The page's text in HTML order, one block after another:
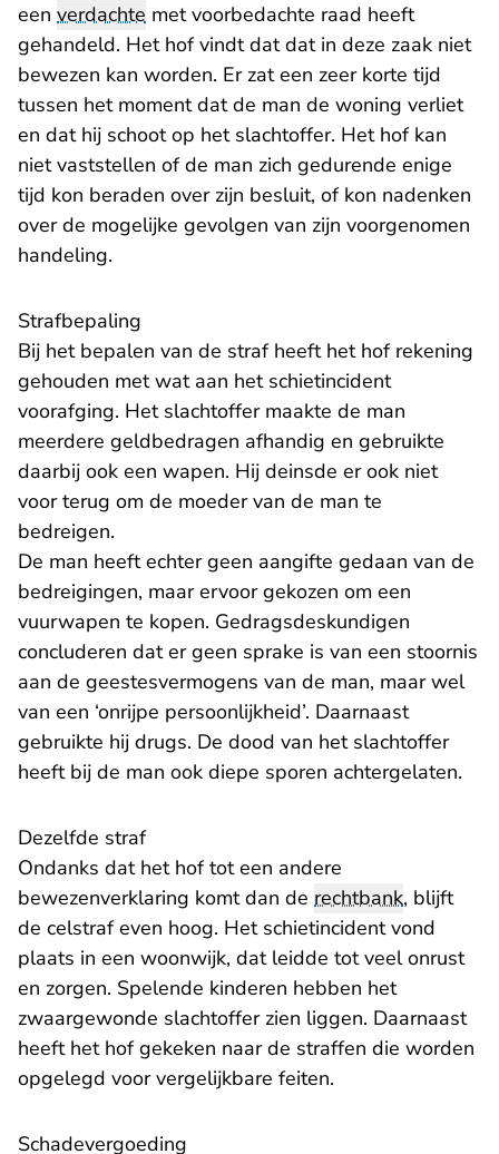
een verdachte met voorbedachte raad heeft
gehandeld. Het hof vindt dat dat in deze zaak niet
bewezen kan worden. Er zat een zeer korte tijd
tussen het moment dat de man de woning verliet
en dat hij schoot op het slachtoffer. Het hof kan
niet vaststellen of de man zich gedurende enige
tijd kon beraden over zijn besluit, of kon nadenken
over de mogelijke gevolgen van zijn voorgenomen
handeling.
Strafbepaling
Bij het bepalen van de straf heeft het hof rekening
gehouden met wat aan het schietincident
voorafging. Het slachtoffer maakte de man
meerdere geldbedragen afhandig en gebruikte
daarbij ook een wapen. Hij deinsde er ook niet
voor terug om de moeder van de man te
bedreigen.
De man heeft echter geen aangifte gedaan van de
bedreigingen, maar ervoor gekozen om een
vuurwapen te kopen. Gedragsdeskundigen
concluderen dat er geen sprake is van een stoornis
aan de geestesvermogens van de man, maar wel
van een ‘onrijpe persoonlijkheid’. Daarnaast
gebruikte hij drugs. De dood van het slachtoffer
heeft bij de man ook diepe sporen achtergelaten.
Dezelfde straf
Ondanks dat het hof tot een andere
bewezenverklaring komt dan de rechtbank, blijft
de celstraf even hoog. Het schietincident vond
plaats in een woonwijk, dat leidde tot veel onrust
en zorgen. Spelende kinderen hebben het
zwaargewonde slachtoffer zien liggen. Daarnaast
heeft het hof gekeken naar de straffen die worden
opgelegd voor vergelijkbare feiten.
Schadevergoeding